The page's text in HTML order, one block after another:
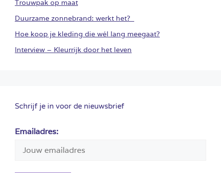
Trouwpak op maat
Duurzame zonnebrand: werkt het?
Hoe koop je kleding die wél lang meegaat?
Interview – Kleurrijk door het leven
Schrijf je in voor de nieuwsbrief
Emailadres: